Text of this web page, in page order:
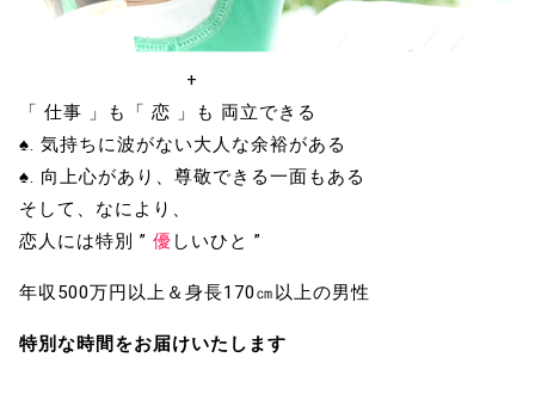
+
「 仕事 」も「 恋 」も 両立できる
♠. 気持ちに波がない大人な余裕がある
♠. 向上心があり、尊敬できる一面もある
そして、なにより、
恋人には特別 ” 優 しいひと ”
年収500万円以上＆身長170㎝以上の男性
特別な時間をお届けいたします